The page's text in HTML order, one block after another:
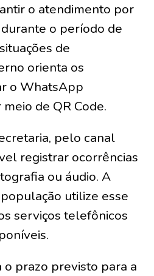
o atendimento por
o período de
de
orienta os
o WhatsApp
de QR Code.
pelo canal
registrar ocorrências
ou áudio. A
utilize esse
serviços telefônicos
prazo previsto para a